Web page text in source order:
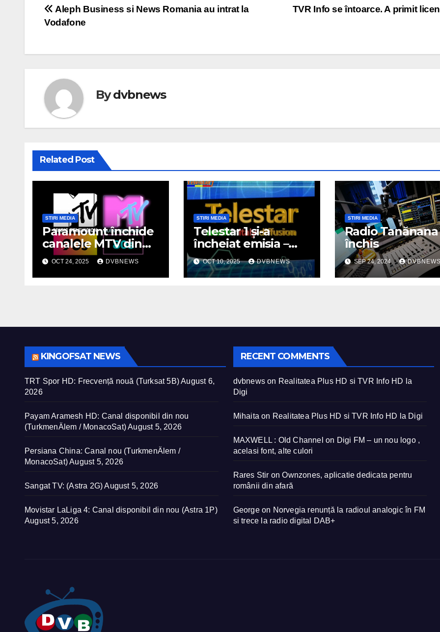
Post
TVR Info se întoarce. A primit
Aleph Business si News Romania au intrat la
Vodafone
Bydvbnews
Related Post
STIRI MEDIA
Paramount închide
canalele MTV din
Europa: sfârșitul
unei ere muzicale
OCT 24, 2025 DVBNEWS
STIRI MEDIA
Telestar 1 și-a
încheiat emisia –
singurul canal
italofon din
România a dispărut
OCT 10, 2025 DVBNEWS
STIRI MEDIA
Radio Tanănana
închis
SEP 24, 2024
KINGOFSAT NEWS
TRT Spor HD: Frecvență nouă (Turksat 5B)August 6,
2026
Payam Aramesh HD: Canal disponibil din nou
(TurkmenÄlem / MonacoSat)August 5, 2026
Persiana China: Canal nou (TurkmenÄlem /
MonacoSat)August 5, 2026
Sangat TV: (Astra 2G) August 5, 2026
Movistar LaLiga 4: Canal disponibil din nou (Astra 1P)
August 5, 2026
RECENT COMMENTS
dvbnews on Realitatea Plus HD si TVR Info HD la
Digi
Mihaita on Realitatea Plus HD si TVR Info HD la Digi
MAXWELL : Old Channel on Digi FM – un nou logo ,
acelasi font, alte culori
Rares Stir onOwnzones, aplicatie dedicata pentru
românii din afară
Georgeon Norvegia renunță la radioul analogic în FM
si trece la radio digital DAB+